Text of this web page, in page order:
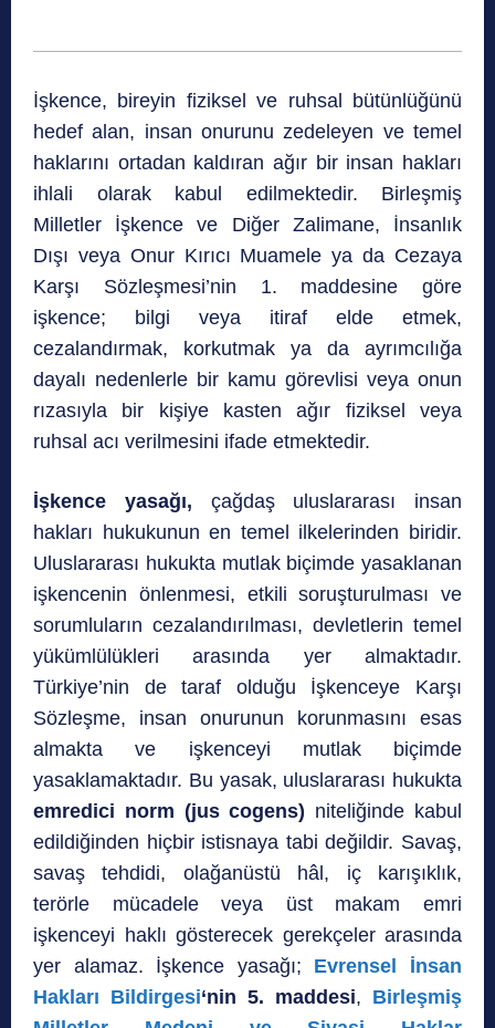
İşkence, bireyin fiziksel ve ruhsal bütünlüğünü
hedef alan, insan onurunu zedeleyen ve temel
haklarını ortadan kaldıran ağır bir insan hakları
ihlali olarak kabul edilmektedir. Birleşmiş
Milletler İşkence ve Diğer Zalimane, İnsanlık
Dışı veya Onur Kırıcı Muamele ya da Cezaya
Karşı Sözleşmesi’nin 1. maddesine göre
işkence; bilgi veya itiraf elde etmek,
cezalandırmak, korkutmak ya da ayrımcılığa
dayalı nedenlerle bir kamu görevlisi veya onun
rızasıyla bir kişiye kasten ağır fiziksel veya
ruhsal acı verilmesini ifade etmektedir.
İşkence yasağı, çağdaş uluslararası insan
hakları hukukunun en temel ilkelerinden biridir.
Uluslararası hukukta mutlak biçimde yasaklanan
işkencenin önlenmesi, etkili soruşturulması ve
sorumluların cezalandırılması, devletlerin temel
yükümlülükleri arasında yer almaktadır.
Türkiye’nin de taraf olduğu İşkenceye Karşı
Sözleşme, insan onurunun korunmasını esas
almakta ve işkenceyi mutlak biçimde
yasaklamaktadır. Bu yasak, uluslararası hukukta
emredici norm (jus cogens) niteliğinde kabul
edildiğinden hiçbir istisnaya tabi değildir. Savaş,
savaş tehdidi, olağanüstü hâl, iç karışıklık,
terörle mücadele veya üst makam emri
işkenceyi haklı gösterecek gerekçeler arasında
yer alamaz. İşkence yasağı; Evrensel İnsan
Hakları Bildirgesi‘nin 5. maddesi, Birleşmiş